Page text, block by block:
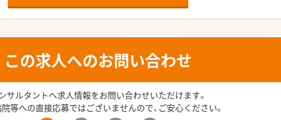
この求人へのお問い合わせ
サルタントへ求人情報をお問い合わせいただけます。
院等への直接応募ではございませんので、ご安心ください。